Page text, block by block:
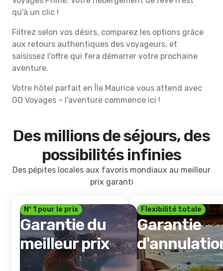
qu'à un clic !
Filtrez selon vos désirs, comparez les options grâce
aux retours authentiques des voyageurs, et
saisissez l'offre qui fera démarrer votre prochaine
aventure.
Votre hôtel parfait en Île Maurice vous attend avec
GO Voyages – l'aventure commence ici !
Des millions de séjours, des
possibilités infinies
Des pépites locales aux favoris mondiaux au meilleur
prix garanti
Nº 1 pour le prix
Garantie du
meilleur prix
Flexibilité totale
Garantie